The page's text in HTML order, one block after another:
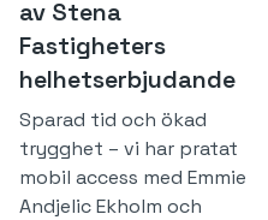
av Stena
Fastigheters
helhetserbjudande
Sparad tid och ökad
trygghet – vi har pratat
mobil access med Emmie
Andjelic Ekholm och